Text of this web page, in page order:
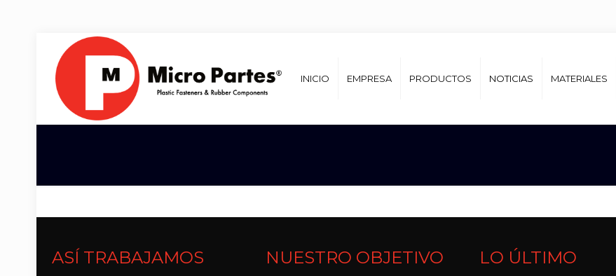
INICIO EMPRESA PRODUCTOS NOTICIAS MATERIALES
ASÍ TRABAJAMOS NUESTRO OBJETIVO LO ÚLTIMO